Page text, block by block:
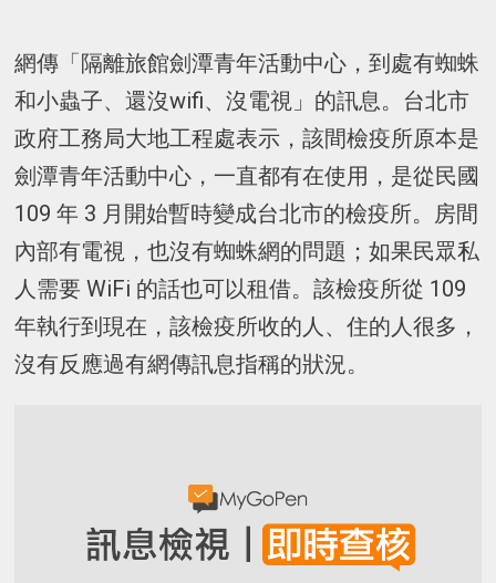
網傳「隔離旅館劍潭青年活動中心，到處有蜘蛛
和小蟲子、還沒wifi、沒電視」的訊息。台北市
政府工務局大地工程處表示，該間檢疫所原本是
劍潭青年活動中心，一直都有在使用，是從民國
109 年 3 月開始暫時變成台北市的檢疫所。房間
內部有電視，也沒有蜘蛛網的問題；如果民眾私
人需要 WiFi 的話也可以租借。該檢疫所從 109
年執行到現在，該檢疫所收的人、住的人很多，
沒有反應過有網傳訊息指稱的狀況。